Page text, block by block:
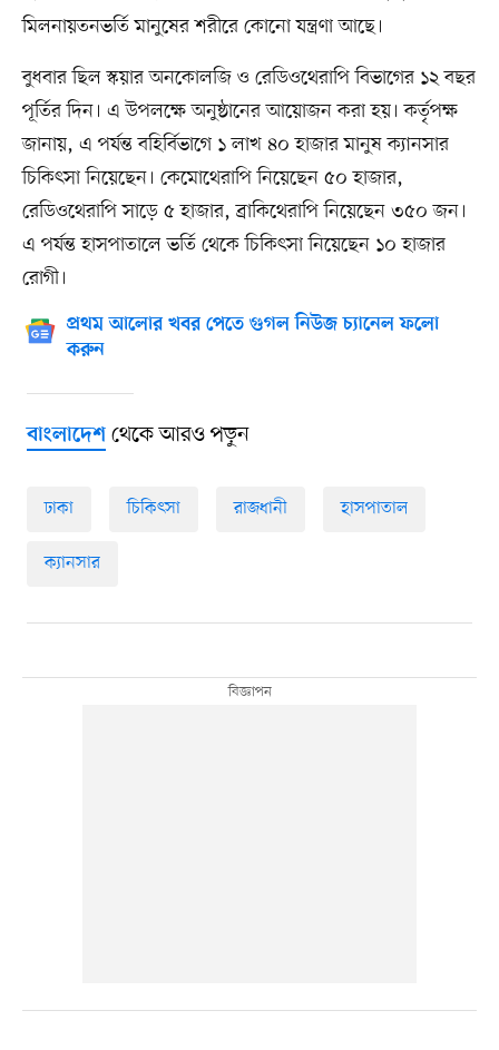
মিলনায়তনভর্তি মানুষের শরীরে কোনো যন্ত্রণা আছে।
বুধবার ছিল স্কয়ার অনকোলজি ও রেডিওথেরাপি বিভাগের ১২ বছর
পূর্তির দিন। এ উপলক্ষে অনুষ্ঠানের আয়োজন করা হয়। কর্তৃপক্ষ
জানায়, এ পর্যন্ত বহির্বিভাগে ১ লাখ ৪০ হাজার মানুষ ক্যানসার
চিকিৎসা নিয়েছেন। কেমোথেরাপি নিয়েছেন ৫০ হাজার,
রেডিওথেরাপি সাড়ে ৫ হাজার, ব্রাকিথেরাপি নিয়েছেন ৩৫০ জন।
এ পর্যন্ত হাসপাতালে ভর্তি থেকে চিকিৎসা নিয়েছেন ১০ হাজার
রোগী।
প্রথম আলোর খবর পেতে গুগল নিউজ চ্যানেল ফলো
করুন
বাংলাদেশথেকে আরও পড়ুন
ঢাকা চিকিৎসা রাজধানী হাসপাতাল
ক্যানসার